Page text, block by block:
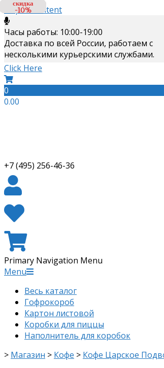
Skip to content
Часы работы: 10:00-19:00
Доставка по всей России, работаем с
несколькими курьерскими службами.
Click Here
0
0.00
+7 (495) 256-46-36
Primary Navigation Menu
Menu
Весь каталог
Гофрокороб
Картон листовой
Коробки для пиццы
Наполнитель для коробок
> Магазин > Кофе > Кофе Царское
скидка
-10%
скидка
-3%
скидка
-10%